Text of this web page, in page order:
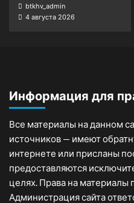
btkhv_admin
4 августа 2026
Информация для
Все материалы на данном
источников — имеют
интернете или присланы
предоставляются
целях. Права на материалы
Администрация сайта